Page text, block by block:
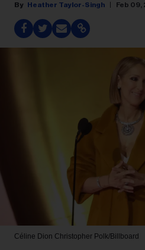
Heather Taylor-Singh Feb 09,
Céline Dion Christopher Polk/Billboard